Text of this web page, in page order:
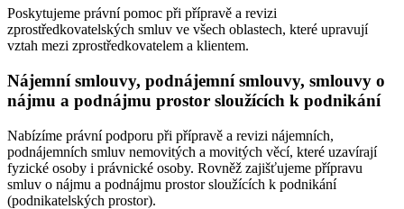
Poskytujeme právní pomoc při přípravě a revizi
zprostředkovatelských smluv ve všech oblastech, které upravují
vztah mezi zprostředkovatelem a klientem.
Nájemní smlouvy, podnájemní smlouvy, smlouvy o
nájmu a podnájmu prostor sloužících k podnikání
Nabízíme právní podporu při přípravě a revizi nájemních,
podnájemních smluv nemovitých a movitých věcí, které uzavírají
fyzické osoby i právnické osoby. Rovněž zajišťujeme přípravu
smluv o nájmu a podnájmu prostor sloužících k podnikání
(podnikatelských prostor).